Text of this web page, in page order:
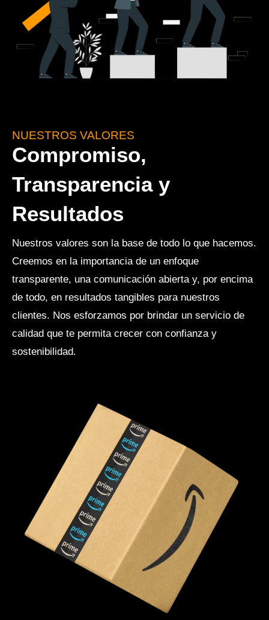
NUESTROS VALORES
Compromiso,
Transparencia y
Resultados
Nuestros valores son la base de todo lo que hacemos.
Creemos en la importancia de un enfoque
transparente, una comunicación abierta y, por encima
de todo, en resultados tangibles para nuestros
clientes. Nos esforzamos por brindar un servicio de
calidad que te permita crecer con confianza y
sostenibilidad.